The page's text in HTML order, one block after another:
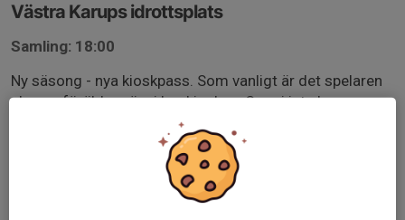
Västra Karups idrottsplats
Samling: 18:00
Ny säsong - nya kioskpass. Som vanligt är det spelaren
plus en förälder när vi har kiosken. Om ni inte har
möjlighet på det tilldelade passet ber vi er att i första
hand byta med någon annan.